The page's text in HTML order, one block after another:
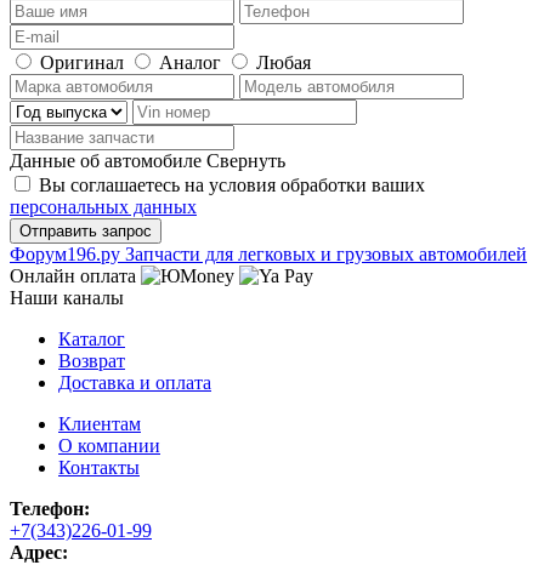
Оригинал Аналог Любая
Данные об автомобиле Свернуть
Вы соглашаетесь на условия обработки ваших
персональных данных
Фoрум196.ру Запчасти для легковых и грузовых автомобилей
Онлайн оплата
Наши каналы
Каталог
Возврат
Доставка и оплата
Клиентам
О компании
Контакты
Телефон:
+7(343)226-01-99
Адрес: